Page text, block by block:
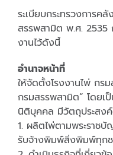
ระเบียบกระทรวงการค
สรรพสามิต พ.ศ. 2535
งานไว้ดังนี้
อำนาจหน้าที่
ให้จัดตั้งโรงงานไพ่ กร
กรมสรรพสามิต” โดยเ
นิติบุคคล มีวัตถุประสง
1. ผลิตไพ่ตามพระราช
รับจ้างพิมพ์สิ่งพิมพ์ทุกช